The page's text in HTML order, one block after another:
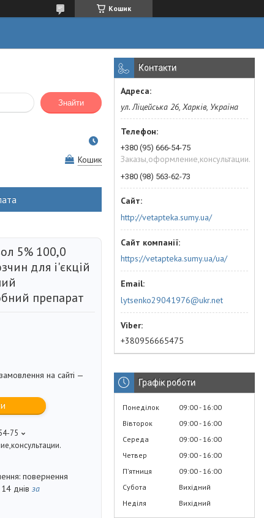
Кошик
Знайти
Кошик
5% 100,0
для і'єкцій
препарат
на сайті —
75
повернення
днів за
Контакти
ул. Ліцейська 26, Харків, Україна
+380 (95) 666-54-75
Заказы,оформление,консультации.
+380 (98) 563-62-73
http://vetapteka.sumy.ua/
https://vetapteka.sumy.ua/ua/
lytsenko29041976@ukr.net
+380956665475
Графік роботи
Понеділок 09:00 16:00
Вівторок
09:00 16:00
Середа
09:00 16:00
Четвер
09:00 16:00
Пʼятниця
09:00 16:00
Субота
Вихідний
Неділя
Вихідний